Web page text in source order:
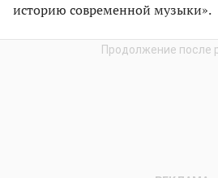
историю современной музыки».